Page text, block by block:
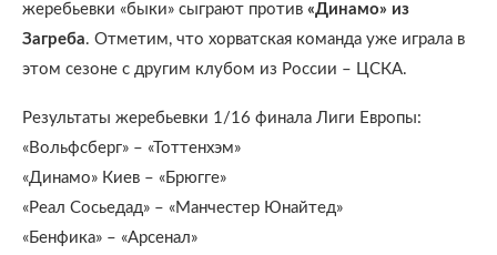
жеребьевки «быки» сыграют против «Динамо» из
Загреба. Отметим, что хорватская команда уже играла в
этом сезоне с другим клубом из России – ЦСКА.
Результаты жеребьевки 1/16 финала Лиги Европы:
«Вольфсберг» – «Тоттенхэм»
«Динамо» Киев – «Брюгге»
«Реал Сосьедад» – «Манчестер Юнайтед»
«Бенфика» – «Арсенал»